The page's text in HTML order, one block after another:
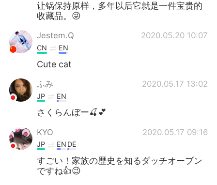
让锅保持原样，多年以后它就是一件宝贵的
收藏品。😜
Jestem.Q 2020.05.20 10:07
CN EN
Cute cat
ふみ 2020.05.17 13:02
JP EN
さくらんぼー🍒💕
KYO 2020.05.17 09:16
JP EN DE
すごい！家族の歴史を知るダッチオーブン
ですね👍😉